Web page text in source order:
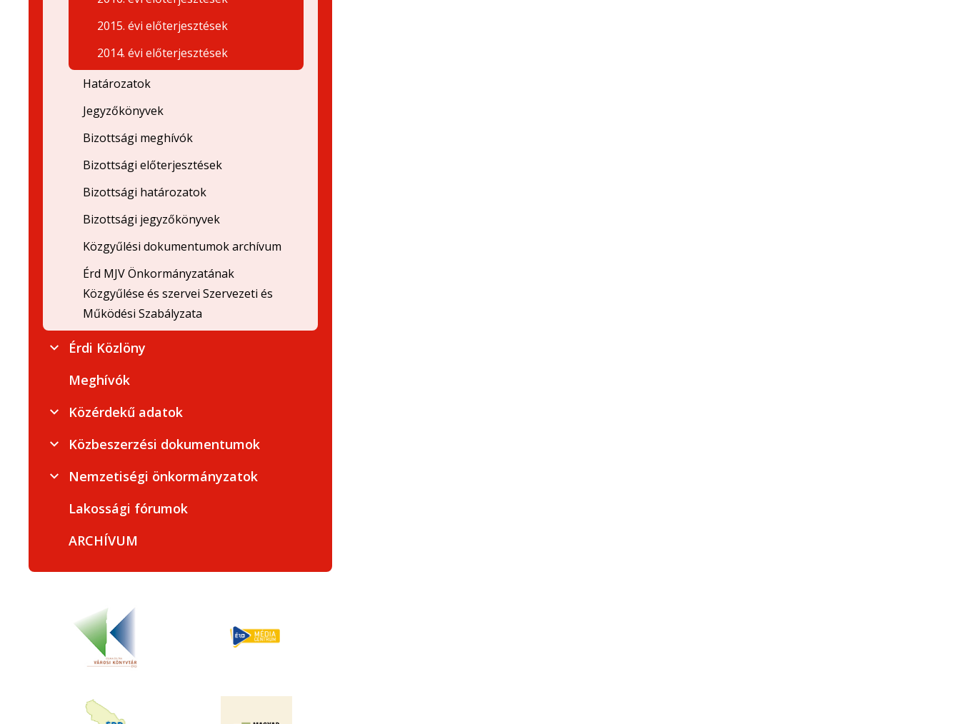
2015. évi előterjesztések
2014. évi előterjesztések
Határozatok
Jegyzőkönyvek
Bizottsági meghívók
Bizottsági előterjesztések
Bizottsági határozatok
Bizottsági jegyzőkönyvek
Közgyűlési dokumentumok archívum
Érd MJV Önkormányzatának
Közgyűlése és szervei Szervezeti és
Működési Szabályzata
Érdi Közlöny
Meghívók
Közérdekű adatok
Közbeszerzési dokumentumok
Nemzetiségi önkormányzatok
Lakossági fórumok
ARCHÍVUM